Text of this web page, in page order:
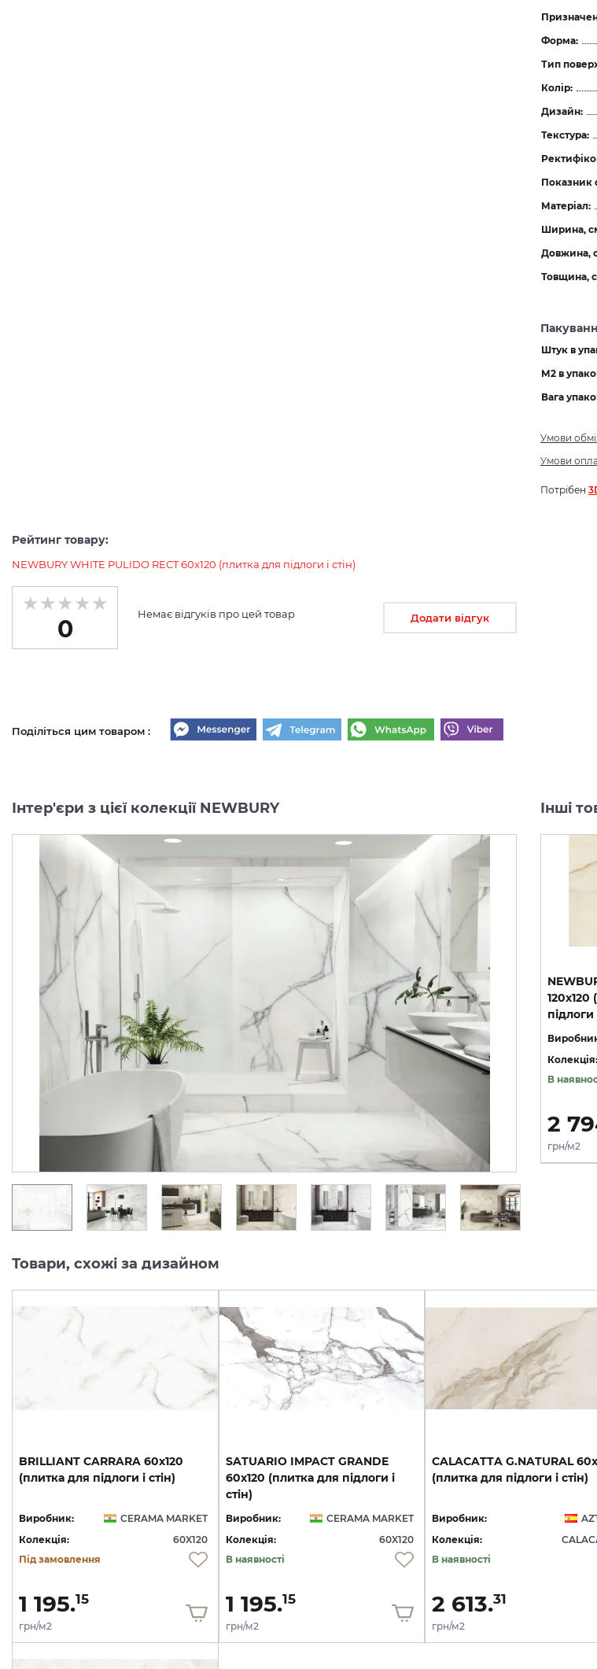
Форма:
Тип
Колір:
Дизайн:
Текстура:
Показник
Матеріал:
Ширина,
Довжина,
Товщина,
Штук в
М2 в
Вага
Умови
Умови
Потрібен
Рейтинг товару:
NEWBURY WHITE PULIDO RECT 60x120 (плитка для підлоги і стін)
0
Немає відгуків про цей товар Додати відгук
Поділіться цим товаром :
Інтер'єри з цієї колекції NEWBURY Інші
NEWBURY PULIDO RECT
60x120 (плитка для
підлоги і стін)
Виробник:
AZULEJOS BENADRESA
Колекція:
NEWBURY
Кількість товару
NEWBURY WHITE
NATURAL RECT 60x120
Колекція:
NEWBURY
2 310. 28
NEWBURY WHITE PULIDO
RECT 120x120 (плитка для
підлоги і стін)
Виробник:
Колекція:
NEWBURY
обмежена
3 108.
120x120
підлоги
Колекція:
В
2
грн/м2
Товари, схожі за дизайном
BRILLIANT CARRARA 60х120
(плитка для підлоги і стін)
Виробник:
CERAMA MARKET
Колекція:
60X120
Під замовлення
1 195.15
грн/м2
SATUARIO IMPACT GRANDE
60х120 (плитка для підлоги і
стін)
Виробник:
CERAMA MARKET
Колекція:
60X120
В наявності
1 195.15
грн/м2
CALACATTA G.NATURAL
(плитка для підлоги і стін)
Виробник:
Колекція:
В наявності
2 613.31
грн/м2